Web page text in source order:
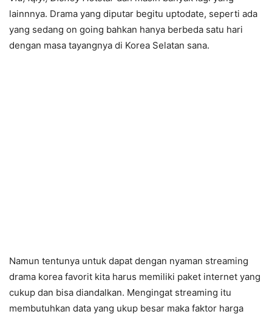
lainnnya. Drama yang diputar begitu uptodate, seperti ada
yang sedang on going bahkan hanya berbeda satu hari
dengan masa tayangnya di Korea Selatan sana.
Namun tentunya untuk dapat dengan nyaman streaming
drama korea favorit kita harus memiliki paket internet yang
cukup dan bisa diandalkan. Mengingat streaming itu
membutuhkan data yang ukup besar maka faktor harga